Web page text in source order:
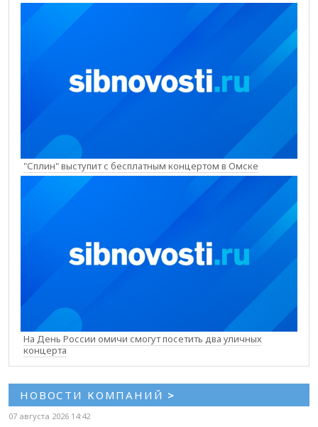
"Сплин" выступит с бесплатным концертом в Омске
На День России омичи смогут посетить два уличных
концерта
НОВОСТИ КОМПАНИЙ >
07 августа 2026 14:42